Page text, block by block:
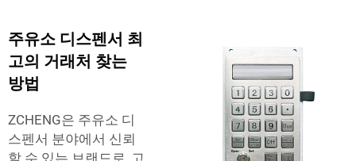
주유소 디스펜서 최
고의 거래처 찾는
방법
ZCHENG은 주유소 디
스펜서 분야에서 신뢰
할 수 있는 브랜드로, 고